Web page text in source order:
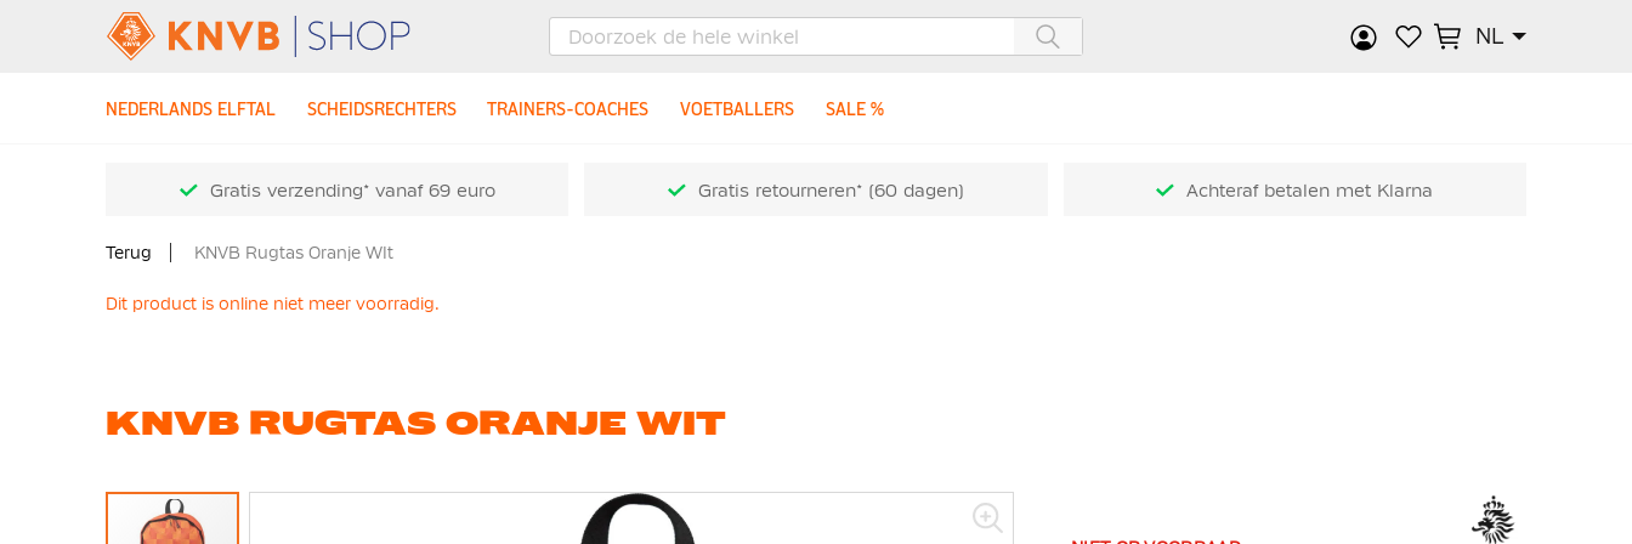
NL
NEDERLANDS ELFTAL SCHEIDSRECHTERS TRAINERS-COACHES VOETBALLERS SALE %
Gratis verzending* vanaf 69 euro Gratis retourneren* (60 dagen) Achteraf betalen met Klarna
Terug KNVB Rugtas Oranje WIt
Dit product is online niet meer voorradig.
KNVB RUGTAS ORANJE WIT
Ga